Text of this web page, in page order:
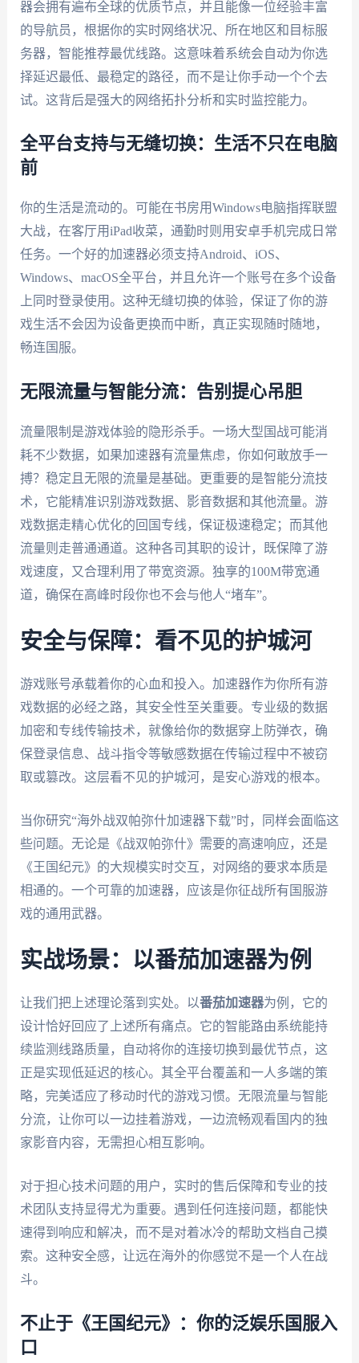
器会拥有遍布全球的优质节点，并且能像一位经验丰富
的导航员，根据你的实时网络状况、所在地区和目标服
务器，智能推荐最优线路。这意味着系统会自动为你选
择延迟最低、最稳定的路径，而不是让你手动一个个去
试。这背后是强大的网络拓扑分析和实时监控能力。
全平台支持与无缝切换：生活不只在电脑
前
你的生活是流动的。可能在书房用Windows电脑指挥联盟
大战，在客厅用iPad收菜，通勤时则用安卓手机完成日常
任务。一个好的加速器必须支持Android、iOS、
Windows、macOS全平台，并且允许一个账号在多个设备
上同时登录使用。这种无缝切换的体验，保证了你的游
戏生活不会因为设备更换而中断，真正实现随时随地，
畅连国服。
无限流量与智能分流：告别提心吊胆
流量限制是游戏体验的隐形杀手。一场大型国战可能消
耗不少数据，如果加速器有流量焦虑，你如何敢放手一
搏？稳定且无限的流量是基础。更重要的是智能分流技
术，它能精准识别游戏数据、影音数据和其他流量。游
戏数据走精心优化的回国专线，保证极速稳定；而其他
流量则走普通通道。这种各司其职的设计，既保障了游
戏速度，又合理利用了带宽资源。独享的100M带宽通
道，确保在高峰时段你也不会与他人“堵车”。
安全与保障：看不见的护城河
游戏账号承载着你的心血和投入。加速器作为你所有游
戏数据的必经之路，其安全性至关重要。专业级的数据
加密和专线传输技术，就像给你的数据穿上防弹衣，确
保登录信息、战斗指令等敏感数据在传输过程中不被窃
取或篡改。这层看不见的护城河，是安心游戏的根本。
当你研究“海外战双帕弥什加速器下载”时，同样会面临这
些问题。无论是《战双帕弥什》需要的高速响应，还是
《王国纪元》的大规模实时交互，对网络的要求本质是
相通的。一个可靠的加速器，应该是你征战所有国服游
戏的通用武器。
实战场景：以番茄加速器为例
让我们把上述理论落到实处。以番茄加速器为例，它的
设计恰好回应了上述所有痛点。它的智能路由系统能持
续监测线路质量，自动将你的连接切换到最优节点，这
正是实现低延迟的核心。其全平台覆盖和一人多端的策
略，完美适应了移动时代的游戏习惯。无限流量与智能
分流，让你可以一边挂着游戏，一边流畅观看国内的独
家影音内容，无需担心相互影响。
对于担心技术问题的用户，实时的售后保障和专业的技
术团队支持显得尤为重要。遇到任何连接问题，都能快
速得到响应和解决，而不是对着冰冷的帮助文档自己摸
索。这种安全感，让远在海外的你感觉不是一个人在战
斗。
不止于《王国纪元》：你的泛娱乐国服入
口